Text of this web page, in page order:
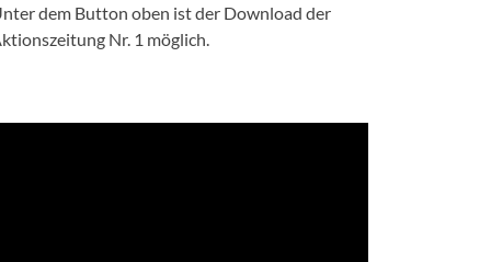
dem Button oben ist der Download der
Nr. 1 möglich.